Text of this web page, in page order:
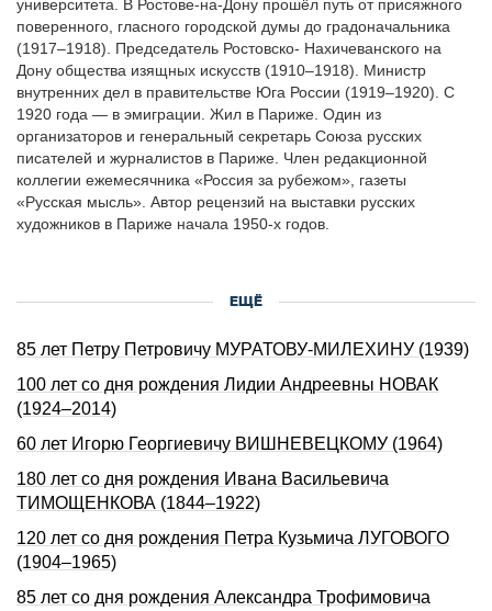
университета. В Ростове-на-Дону прошёл путь от присяжного
поверенного, гласного городской думы до градоначальника
(1917–1918). Председатель Ростовско- Нахичеванского на
Дону общества изящных искусств (1910–1918). Министр
внутpенних дел в правительстве Юга России (1919–1920). С
1920 года — в эмигpации. Жил в Париже. Один из
организаторов и генеральный секретаpь Союза русских
писателей и журналистов в Париже. Член редакционной
коллегии ежемесячника «Россия за рубежом», газеты
«Русская мысль». Автор рецензий на выставки русских
художников в Париже начала 1950-х годов.
ЕЩЁ
85 лет Петру Петровичу МУРАТОВУ-МИЛЕХИНУ (1939)
100 лет со дня рождения Лидии Андреевны НОВАК
(1924–2014)
60 лет Игорю Георгиевичу ВИШНЕВЕЦКОМУ (1964)
180 лет со дня рождения Ивана Васильевича
ТИМОЩЕHКОВА (1844–1922)
120 лет со дня рождения Петра Кузьмича ЛУГОВОГО
(1904–1965)
85 лет со дня рождения Александра Трофимовича